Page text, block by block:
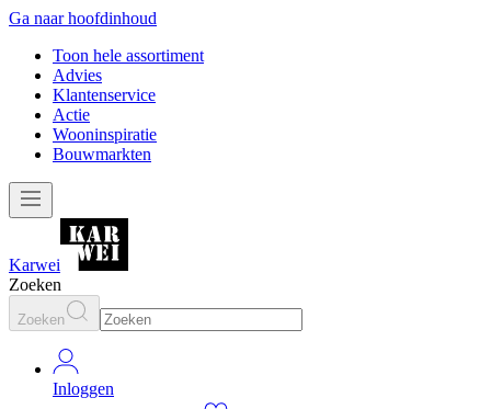
Ga naar hoofdinhoud
Toon hele assortiment
Advies
Klantenservice
Actie
Wooninspiratie
Bouwmarkten
Karwei
Zoeken
Zoeken
Inloggen